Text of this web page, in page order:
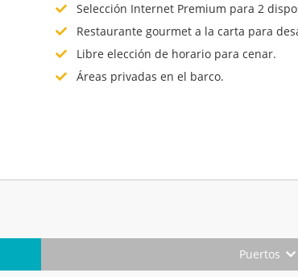
Selección Internet Premium para 2
Restaurante gourmet a la carta para
Libre elección de horario para cenar.
Áreas privadas en el barco.
Puertos